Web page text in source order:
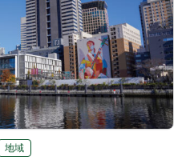
地域